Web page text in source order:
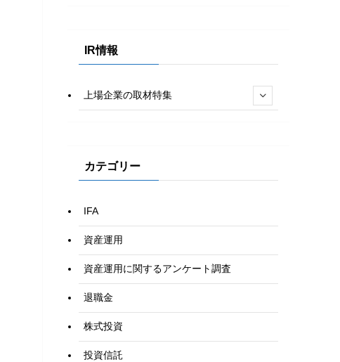
IR情報
上場企業の取材特集
カテゴリー
IFA
資産運用
資産運用に関するアンケート調査
退職金
株式投資
投資信託